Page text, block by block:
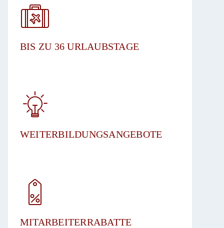
BIS ZU 36 URLAUBSTAGE​
WEITERBILDUNGSANGEBOTE
MITARBEITERRABATTE